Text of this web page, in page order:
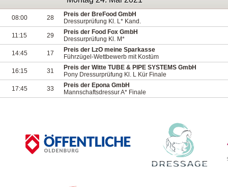
08:00 28
Preis der BreFood GmbH
Dressurprüfung Kl. L* Kand.
11:15
29
Preis der Food Fox GmbH
Dressurprüfung Kl. M*
14:45
17
Preis der LzO meine Sparkasse
Führzügel-Wettbewerb mit Kostüm
16:15
31
Preis der Witte TUBE & PIPE SYSTEMS GmbH
Pony Dressurprüfung Kl. L Kür Finale
17:45
33
Preis der Epona GmbH
Mannschaftsdressur A* Finale